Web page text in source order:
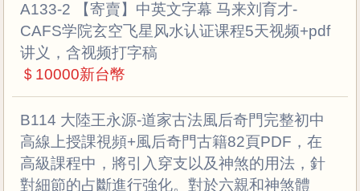
A133-2 【寄賣】中英文字幕 马来刘育才-
CAFS学院玄空飞星风水认证课程5天视频+pdf
讲义，含视频打字稿
＄10000新台幣
B114 大陸王永源-道家古法風后奇門完整初中
高線上授課視頻+風后奇門古籍82頁PDF，在
高級課程中，將引入穿支以及神煞的用法，針
對細節的占斷進行強化。對於六親和神煞體